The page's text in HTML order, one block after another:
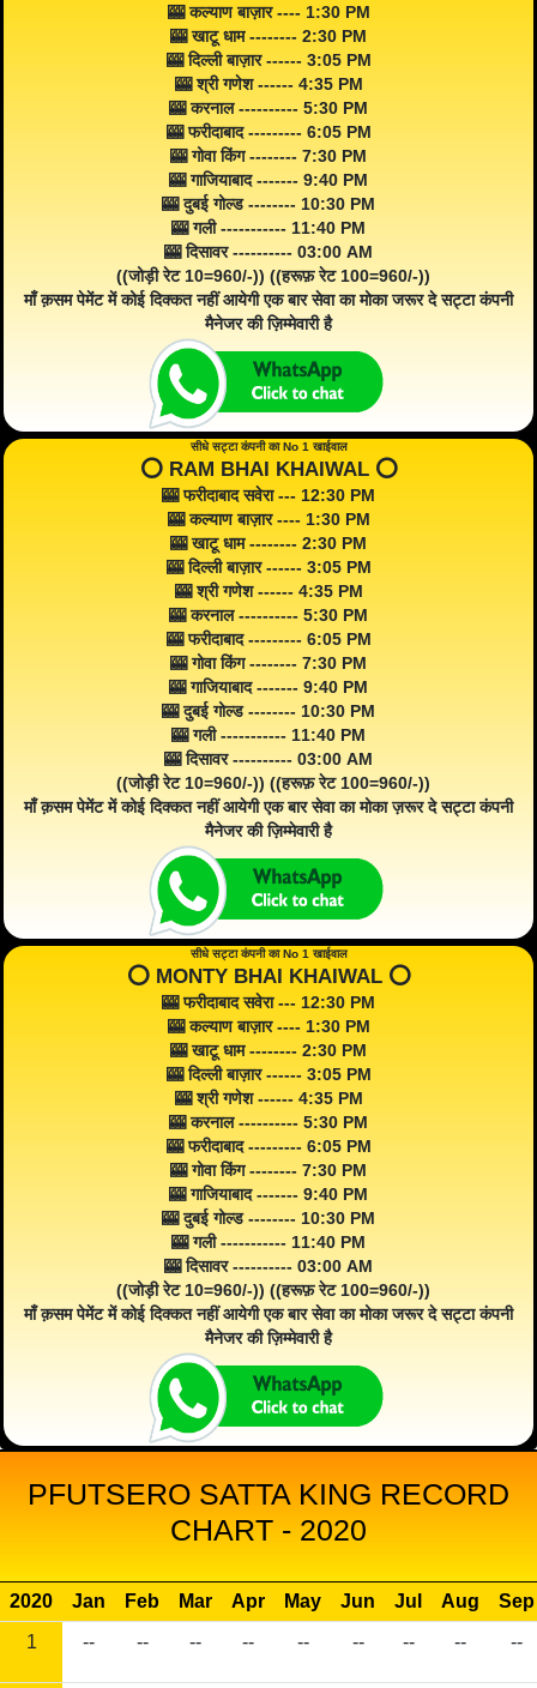
🎰 कल्याण बाज़ार ---- 1:30 PM
🎰 खाटू धाम -------- 2:30 PM
🎰 दिल्ली बाज़ार ------ 3:05 PM
🎰 श्री गणेश ------ 4:35 PM
🎰 करनाल ---------- 5:30 PM
🎰 फरीदाबाद --------- 6:05 PM
🎰 गोवा किंग -------- 7:30 PM
🎰 गाजियाबाद ------- 9:40 PM
🎰 दुबई गोल्ड -------- 10:30 PM
🎰 गली ----------- 11:40 PM
🎰 दिसावर ---------- 03:00 AM
((जोड़ी रेट 10=960/-)) ((हरूफ़ रेट 100=960/-))
माँ क़सम पेमेंट में कोई दिक्कत नहीं आयेगी एक बार सेवा का मोका जरूर दे सट्टा कंपनी
मैनेजर की ज़िम्मेवारी है
सीधे सट्टा कंपनी का No 1 खाईवाल
⭕️ RAM BHAI KHAIWAL ⭕️
🎰 फरीदाबाद सवेरा --- 12:30 PM
🎰 कल्याण बाज़ार ---- 1:30 PM
🎰 खाटू धाम -------- 2:30 PM
🎰 दिल्ली बाज़ार ------ 3:05 PM
🎰 श्री गणेश ------ 4:35 PM
🎰 करनाल ---------- 5:30 PM
🎰 फरीदाबाद --------- 6:05 PM
🎰 गोवा किंग -------- 7:30 PM
🎰 गाजियाबाद ------- 9:40 PM
🎰 दुबई गोल्ड -------- 10:30 PM
🎰 गली ----------- 11:40 PM
🎰 दिसावर ---------- 03:00 AM
((जोड़ी रेट 10=960/-)) ((हरूफ़ रेट 100=960/-))
माँ क़सम पेमेंट में कोई दिक्कत नहीं आयेगी एक बार सेवा का मोका ज़रूर दे सट्टा कंपनी
मैनेजर की ज़िम्मेवारी है
सीधे सट्टा कंपनी का No 1 खाईवाल
⭕️ MONTY BHAI KHAIWAL ⭕️
🎰 फरीदाबाद सवेरा --- 12:30 PM
🎰 कल्याण बाज़ार ---- 1:30 PM
🎰 खाटू धाम -------- 2:30 PM
🎰 दिल्ली बाज़ार ------ 3:05 PM
🎰 श्री गणेश ------ 4:35 PM
🎰 करनाल ---------- 5:30 PM
🎰 फरीदाबाद --------- 6:05 PM
🎰 गोवा किंग -------- 7:30 PM
🎰 गाजियाबाद ------- 9:40 PM
🎰 दुबई गोल्ड -------- 10:30 PM
🎰 गली ----------- 11:40 PM
🎰 दिसावर ---------- 03:00 AM
((जोड़ी रेट 10=960/-)) ((हरूफ़ रेट 100=960/-))
माँ क़सम पेमेंट में कोई दिक्कत नहीं आयेगी एक बार सेवा का मोका जरूर दे सट्टा कंपनी
मैनेजर की ज़िम्मेवारी है
PFUTSERO SATTA KING RECORD
CHART - 2020
2020 Jan Feb Mar Apr May Jun Jul Aug
Sep
1
-- -- -- -- -- -- -- -- --